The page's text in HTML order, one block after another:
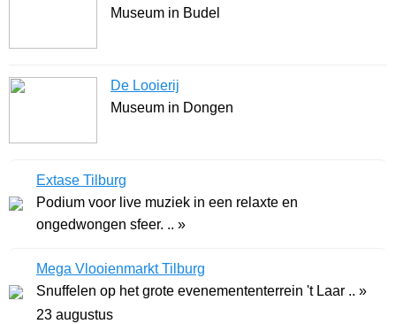
Museum in Budel
De Looierij
Museum in Dongen
Extase Tilburg
Podium voor live muziek in een relaxte en
ongedwongen sfeer. .. »
Mega Vlooienmarkt Tilburg
Snuffelen op het grote evenemententerrein 't Laar .. »
23 augustus